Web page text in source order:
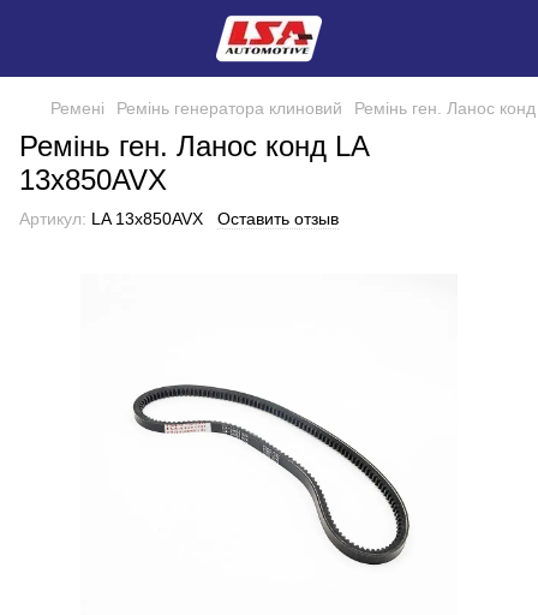
Ремені Ремінь генератора клиновий Ремінь ген. Ланос
Ремінь ген. Ланос конд LA
13x850AVX
Артикул: LA 13x850AVX Оставить отзыв